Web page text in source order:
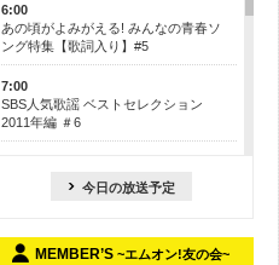
6:00
あの頃がよみがえる! みんなの青春ソ
ング特集【歌詞入り】#5
7:00
SBS人気歌謡 ベストセレクション
2011年編 ＃6
今も昔も愛される鉄板カラオケメドレ
ー【歌詞入り】 一挙5時間！
13:30
Apple Music カウントダウン 20
今日の放送予定
MEMBER’S ~エムオン!友の会~